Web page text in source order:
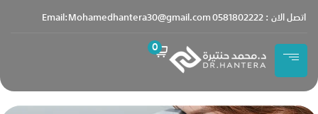
اتصل الان : 0581802222 Email:Mohamedhantera30@gmail.com
0